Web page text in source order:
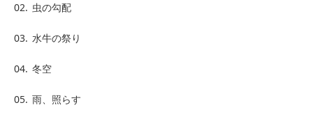
02. 虫の勾配
03. 水牛の祭り
04. 冬空
05. 雨、照らす